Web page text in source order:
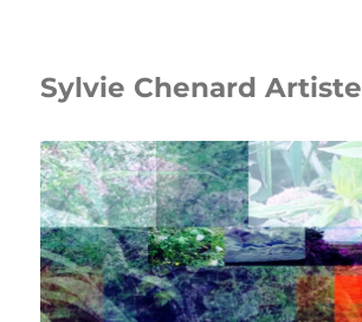
Sylvie Chenard Artiste